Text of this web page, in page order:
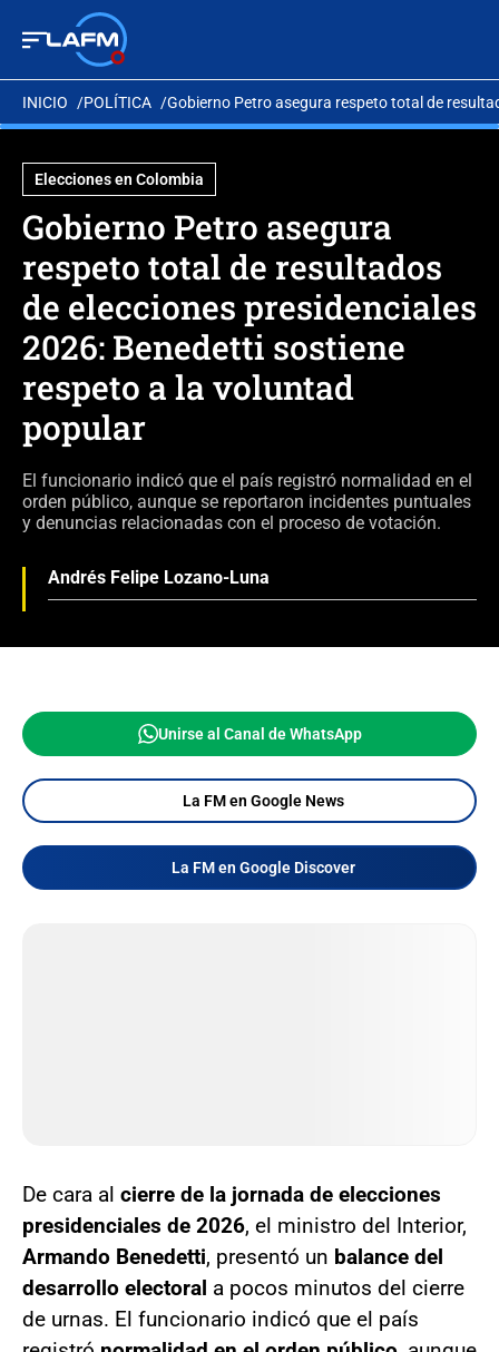
INICIO POLÍTICA Gobierno Petro asegura respeto total de
Elecciones en Colombia
Gobierno Petro asegura
respeto total de resultados
de elecciones presidenciales
2026: Benedetti sostiene
respeto a la voluntad
popular
El funcionario indicó que el país registró normalidad en el
orden público, aunque se reportaron incidentes puntuales
y denuncias relacionadas con el proceso de votación.
Andrés Felipe Lozano-Luna
Unirse al Canal de WhatsApp
La FM en Google News
La FM en Google Discover
De cara al cierre de la jornada de elecciones
presidenciales de 2026, el ministro del Interior,
Armando Benedetti, presentó un balance del
desarrollo electoral a pocos minutos del cierre
de urnas. El funcionario indicó que el país